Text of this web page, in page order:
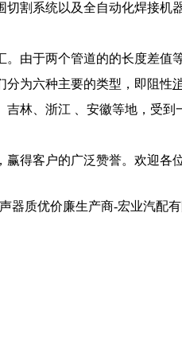
割系统以及全自动化焊接
由于两个管道的的长度差
分为六种主要的类型，即阻性
林、浙江 、安徽等地，受到
得客户的广泛赞誉。欢迎各
器质优价廉生产商-宏业汽配有